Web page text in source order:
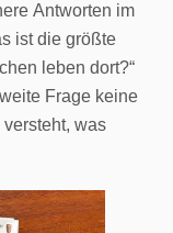
Antworten im
ist die größte
leben dort?“
Frage keine
was